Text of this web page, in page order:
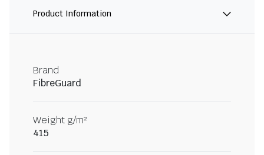
Product Information
Brand
FibreGuard
Weight g/m²
415